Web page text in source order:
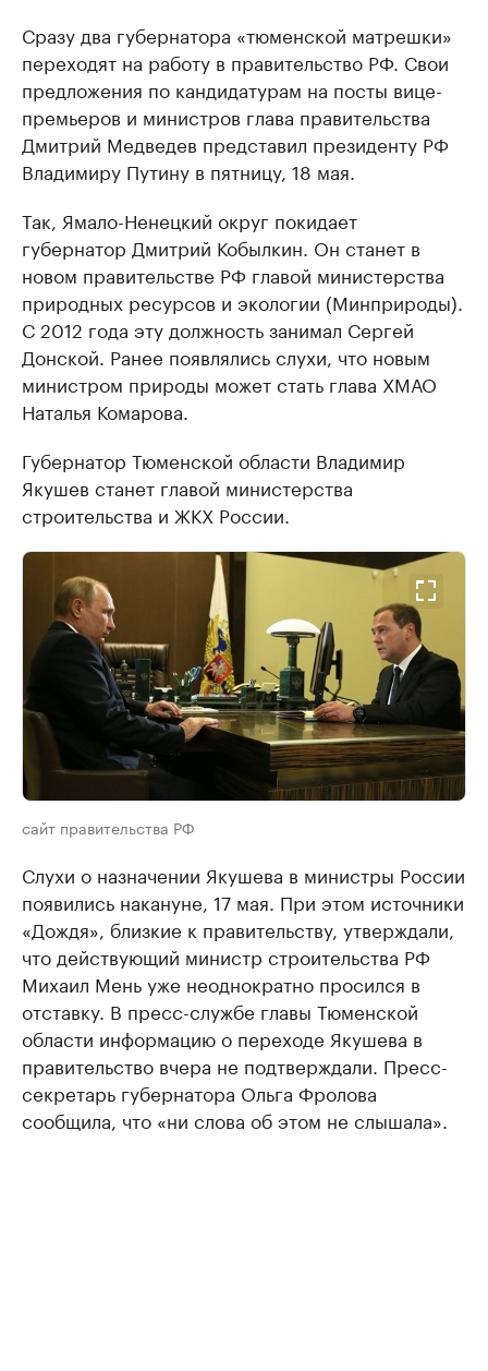
Сразу два губернатора «тюменской матрешки»
переходят на работу в правительство РФ. Свои
предложения по кандидатурам на посты вице-
премьеров и министров глава правительства
Дмитрий Медведев представил президенту РФ
Владимиру Путину в пятницу, 18 мая.
Так, Ямало-Ненецкий округ покидает
губернатор Дмитрий Кобылкин. Он станет в
новом правительстве РФ главой министерства
природных ресурсов и экологии (Минприроды).
С 2012 года эту должность занимал Сергей
Донской. Ранее появлялись слухи, что новым
министром природы может стать глава ХМАО
Наталья Комарова.
Губернатор Тюменской области Владимир
Якушев станет главой министерства
строительства и ЖКХ России.
сайт правительства РФ
Слухи о назначении Якушева в министры России
появились накануне, 17 мая. При этом источники
«Дождя», близкие к правительству, утверждали,
что действующий министр строительства РФ
Михаил Мень уже неоднократно просился в
отставку. В пресс-службе главы Тюменской
области информацию о переходе Якушева в
правительство вчера не подтверждали. Пресс-
секретарь губернатора Ольга Фролова
сообщила, что «ни слова об этом не слышала».